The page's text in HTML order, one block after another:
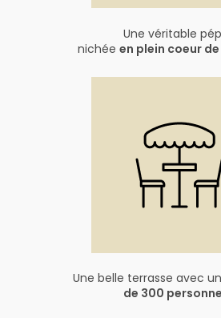
Une véritable
nichée en plein coeur
Une belle terrasse avec
de 300